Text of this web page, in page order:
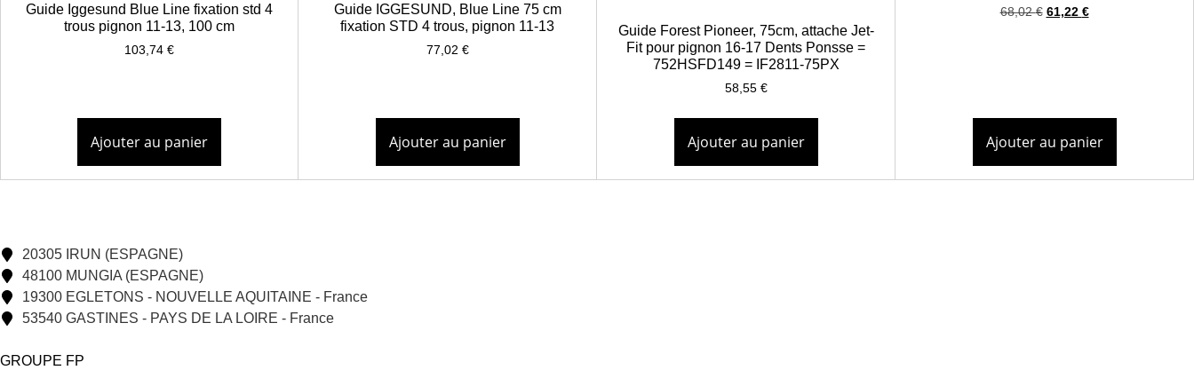
Guide Iggesund Blue Line fixation std 4
trous pignon 11-13, 100 cm
103,74 €
Ajouter au panier
Guide IGGESUND, Blue Line 75 cm
fixation STD 4 trous, pignon 11-13
77,02 €
Ajouter au panier
Guide Forest Pioneer, 75cm, attache Jet-
Fit pour pignon 16-17 Dents Ponsse =
752HSFD149 = IF2811-75PX
58,55 €
Ajouter au panier
68,02€ 61,22 €
Ajouter au panier
20305 IRUN (ESPAGNE)
48100 MUNGIA (ESPAGNE)
19300 EGLETONS - NOUVELLE AQUITAINE - France
53540 GASTINES - PAYS DE LA LOIRE - France
GROUPE FP